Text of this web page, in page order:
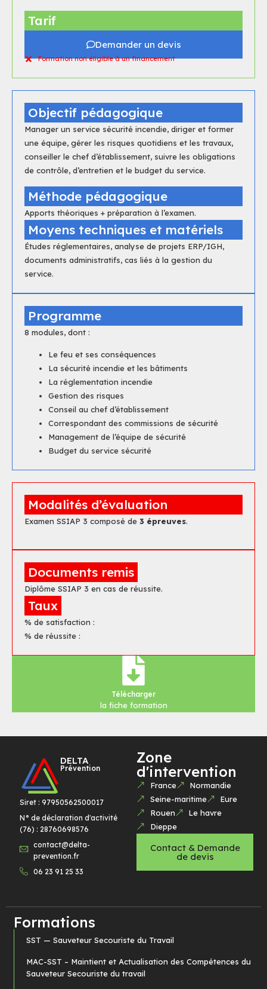
Tarif
Demander un devis
Formation non éligible à un financement
Objectif pédagogique
Manager un service sécurité incendie, diriger et former
une équipe, gérer les risques quotidiens et les travaux,
conseiller le chef d’établissement, suivre les obligations
de contrôle, d’entretien et le budget du service.
Méthode pédagogique
Apports théoriques + préparation à l’examen.
Moyens techniques et matériels
Études réglementaires, analyse de projets ERP/IGH,
documents administratifs, cas liés à la gestion du
service.
Programme
8 modules, dont :
Le feu et ses conséquences
La sécurité incendie et les bâtiments
La réglementation incendie
Gestion des risques
Conseil au chef d’établissement
Correspondant des commissions de sécurité
Management de l’équipe de sécurité
Budget du service sécurité
Modalités d’évaluation
Examen SSIAP 3 composé de 3 épreuves.
Documents remis
Diplôme SSIAP 3 en cas de réussite.
Taux
% de satisfaction :
% de réussite :
Télécharger
la fiche formation
DELTA
Prévention
Siret : 97950562500017
N° de déclaration d'activité
(76) : 28760698576
contact@delta-
prevention.fr
06 23 91 25 33
Zone
d'intervention
France
Normandie
Seine-maritime
Eure
Rouen
Le havre
Dieppe
Contact & Demande
de devis
Formations
SST — Sauveteur Secouriste du Travail
MAC-SST – Maintient et Actualisation des Compétences du
Sauveteur Secouriste du travail